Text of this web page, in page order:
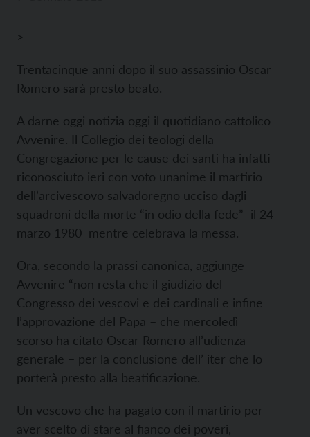
>
Trentacinque anni dopo il suo assassinio Oscar
Romero sarà presto beato.
A darne oggi notizia oggi il quotidiano cattolico
Avvenire. Il Collegio dei teologi della
Congregazione per le cause dei santi ha infatti
riconosciuto ieri con voto unanime il martirio
dell’arcivescovo salvadoregno ucciso dagli
squadroni della morte “in odio della fede” il 24
marzo 1980 mentre celebrava la messa.
Ora, secondo la prassi canonica, aggiunge
Avvenire “non resta che il giudizio del
Congresso dei vescovi e dei cardinali e infine
l’approvazione del Papa – che mercoledì
scorso ha citato Oscar Romero all’udienza
generale – per la conclusione dell’ iter che lo
porterà presto alla beatificazione.
Un vescovo che ha pagato con il martirio per
aver scelto di stare al fianco dei poveri,